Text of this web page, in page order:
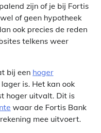
zijn of je bij Fortis
of geen hypotheek
ook precies de reden
telkens weer
bij een hoger
is. Het kan ook
hoger uitvalt. Dit is
waar de Fortis Bank
mee uitvoert.